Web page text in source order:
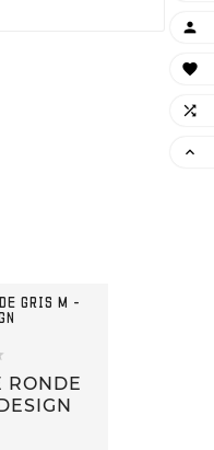
RONDE



